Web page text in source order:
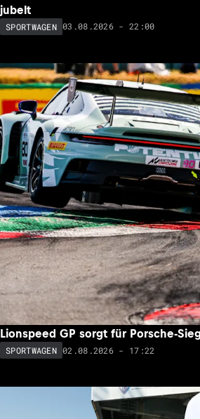
jubelt
SPORTWAGEN 03.08.2026 - 22:00
Lionspeed GP sorgt für Porsche-
SPORTWAGEN 02.08.2026 - 17:22